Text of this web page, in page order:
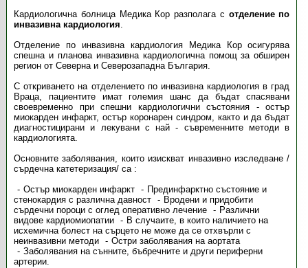
Кардиологична болница Медика Кор разполага с отделение по
инвазивна кардиология.
Отделение по инвазивна кардиология Медика Кор осигурява
спешна и планова инвазивна кардиологична помощ за обширен
регион от Северна и Северозападна България.
С откриването на отделението по инвазивна кардиология в град
Враца, пациентите имат големия шанс да бъдат спасявани
своевременно при спешни кардиологични състояния - остър
миокарден инфаркт, остър коронарен синдром, както и да бъдат
диагностицирани и лекувани с най - съвременните методи в
кардиологията.
Основните заболявания, които изискват инвазивно изследване /
сърдечна катетеризация/ са :
Остър миокарден инфаркт
Прединфарктно състояние и
стенокардия с различна давност
Вродени и придобити
сърдечни пороци с оглед оперативно лечение
Различни
видове кардиомиопатии
В случаите, в които наличието на
исхемична болест на сърцето не може да се отхвърли с
неинвазивни методи
Остри заболявания на аортата
Заболявания на сънните, бъбречните и други периферни
артерии.